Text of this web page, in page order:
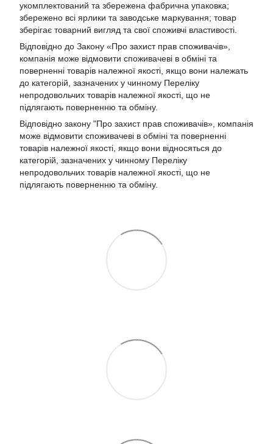
укомплектований та збережена фабрична упаковка;
збережено всі ярлики та заводське маркування; товар
зберігає товарний вигляд та свої споживчі властивості.
Відповідно до Закону «Про захист прав споживачів»,
компанія може відмовити споживачеві в обміні та
поверненні товарів належної якості, якщо вони належать
до категорій, зазначених у чинному Переліку
непродовольчих товарів належної якості, що не
підлягають поверненню та обміну.
Відповідно закону "Про захист прав споживачів» , компанія
може відмовити споживачеві в обміні та поверненні
товарів належної якості, якщо вони відносяться до
категорій, зазначених у чинному Переліку
непродовольчих товарів належної якості, що не
підлягають поверненню та обміну.